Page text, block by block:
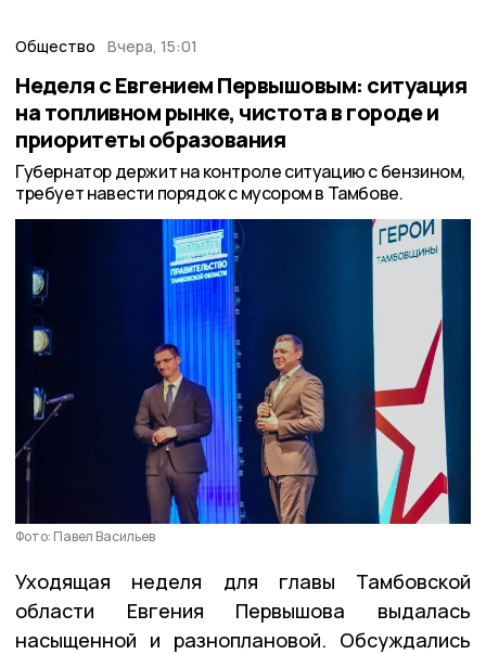
Общество Вчера, 15:01
Неделя с Евгением Первышовым: ситуация
на топливном рынке, чистота в городе и
приоритеты образования
Губернатор держит на контроле ситуацию с бензином,
требует навести порядок с мусором в Тамбове.
Фото: Павел Васильев
Уходящая неделя для главы Тамбовской
области Евгения Первышова выдалась
насыщенной и разноплановой. Обсуждались